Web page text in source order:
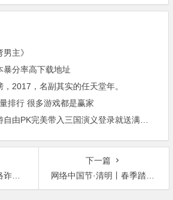
主》
暴分率高下载地址
2017，名副其实的任天堂年。
排行 很多游戏都是赢家
知道！
下一篇
网络中国节·清明丨春季踏青游 木垒旅游攻略带你嗨翻天